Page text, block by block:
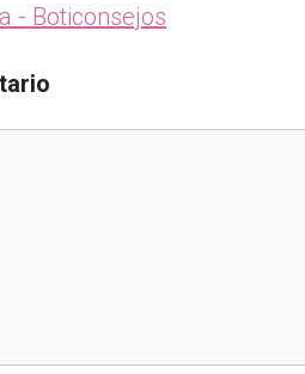
- Boticonsejos